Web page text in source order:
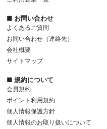
■ お問い合わせ
よくあるご質問
お問い合わせ（連絡先）
会社概要
サイトマップ
■ 規約について
会員規約
ポイント利用規約
個人情報保護方針
個人情報のお取り扱いについて